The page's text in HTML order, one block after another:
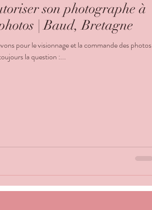
son photographe à
| Baud, Bretagne
pour le visionnage et la commande des photos
la question :...